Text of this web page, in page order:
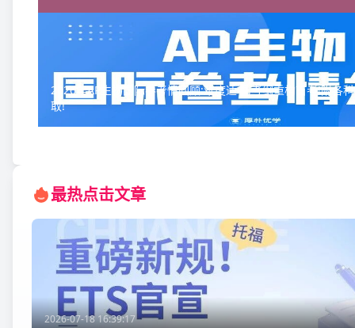
2026年AP生物国际卷考情回顾:难度适中,考纲重构首考!附各
取!
最热点击文章
2026-07-18 16:39:17